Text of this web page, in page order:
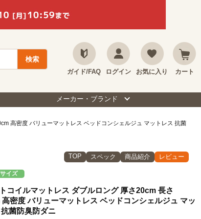
ガイド/FAQ ログイン お気に入り カート
メーカー・ブランド
高密度 バリューマットレス ベッドコンシェルジュ マットレス 抗菌
TOP スペック 商品紹介 レビュー
イズ
コイルマットレス ダブルロング 厚さ20cm 長さ
密度 バリューマットレス ベッドコンシェルジュ マッ
抗菌防臭防ダニ